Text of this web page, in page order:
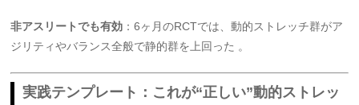
非アスリートでも有効 ：6ヶ月のRCTでは、動的ストレッチ群がア
ジリティやバランス全般で静的群を上回った 。
実践テンプレート：これが“正しい”動的ストレッ